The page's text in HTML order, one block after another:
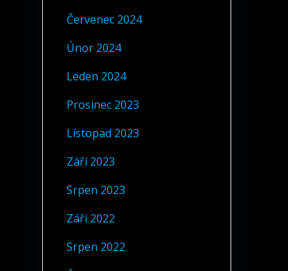
Červenec 2024
Únor 2024
Leden 2024
Prosinec 2023
Listopad 2023
Září 2023
Srpen 2023
Září 2022
Srpen 2022